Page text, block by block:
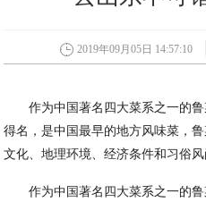
2019年09月05日 14:57:10
作为中国著名四大菜系之一的
得名，是中国最早的地方风味菜，
文化、地理环境、经济条件和习俗风
作为中国著名四大菜系之一的